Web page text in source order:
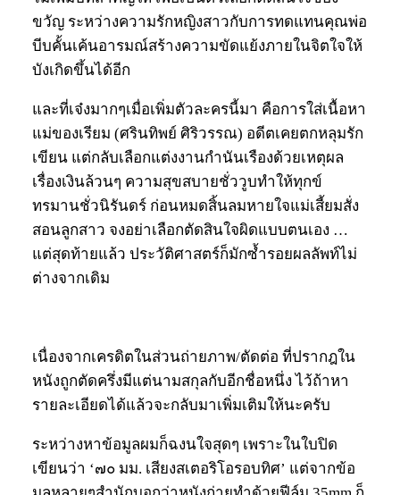
ขวัญ ระหว่างความรักหญิงสาวกับการทดแทนคุณพ่อ
บีบคั้นเค้นอารมณ์สร้างความขัดแย้งภายในจิตใจให้
บังเกิดขึ้นได้อีก
และที่เจ๋งมากๆเมื่อเพิ่มตัวละครนี้มา คือการใส่เนื้อหา
แม่ของเรียม (ศรินทิพย์ ศิริวรรณ) อดีตเคยตกหลุมรัก
เขียน แต่กลับเลือกแต่งงานกำนันเรืองด้วยเหตุผล
เรื่องเงินล้วนๆ ความสุขสบายชั่ววูบทำให้ทุกข์
ทรมานชั่วนิรันดร์ ก่อนหมดสิ้นลมหายใจแม่เสี้ยมสั่ง
สอนลูกสาว จงอย่าเลือกตัดสินใจผิดแบบตนเอง …
แต่สุดท้ายแล้ว ประวัติศาสตร์ก็มักซ้ำรอยผลลัพท์ไม่
ต่างจากเดิม
เนื่องจากเครดิตในส่วนถ่ายภาพ/ตัดต่อ ที่ปรากฎใน
หนังถูกตัดครึ่งมีแต่นามสกุลกับอีกชื่อหนึ่ง ไว้ถ้าหา
รายละเอียดได้แล้วจะกลับมาเพิ่มเติมให้นะครับ
ระหว่างหาข้อมูลผมก็ฉงนใจสุดๆ เพราะในใบปิด
เขียนว่า ‘๗๐ มม. เสียงสเตอริโอรอบทิศ’ แต่จากข้อ